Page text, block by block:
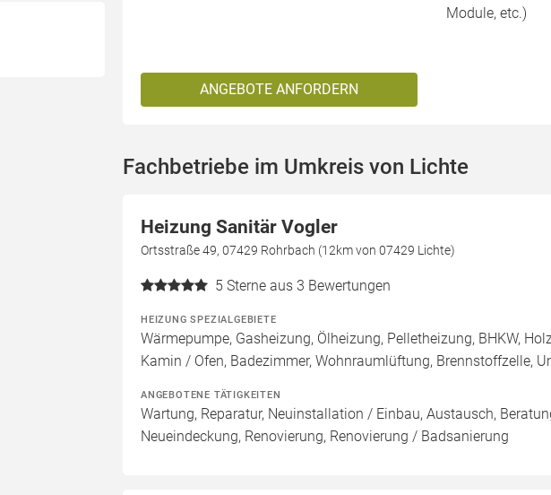
ANGEBOTE ANFORDERN
Module, etc.)
Fachbetriebe im Umkreis von Lichte
Heizung Sanitär Vogler
Ortsstraße 49, 07429 Rohrbach (12km von 07429 Lichte)
5 Sterne aus 3 Bewertungen
HEIZUNG SPEZIALGEBIETE
Wärmepumpe, Gasheizung, Ölheizung, Pelletheizung, BHKW,
Kamin / Ofen, Badezimmer, Wohnraumlüftung, Brennstoffzelle,
ANGEBOTENE TÄTIGKEITEN
Wartung, Reparatur, Neuinstallation / Einbau, Austausch,
Neueindeckung, Renovierung, Renovierung / Badsanierung